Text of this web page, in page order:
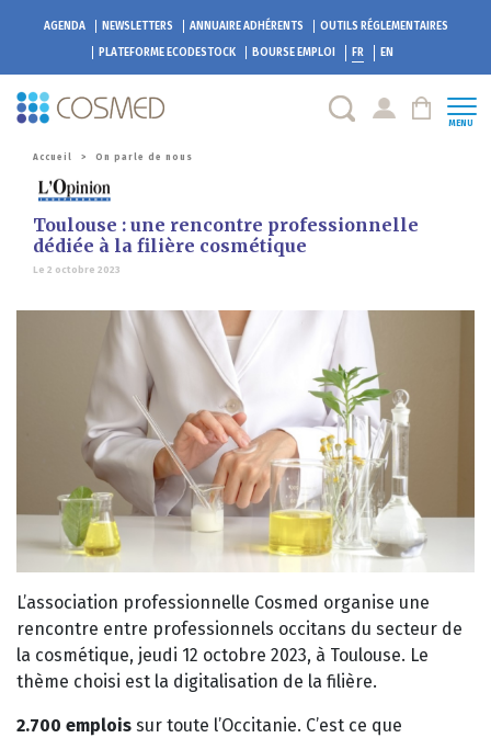
AGENDA NEWSLETTERS ANNUAIRE ADHÉRENTS
OUTILS RÉGLEMENTAIRES
PLATEFORME ECODESTOCK BOURSE EMPLOI FR EN
MENU
Accueil > On parle de nous
Toulouse : une rencontre professionnelle
dédiée à la filière cosmétique
Le 2 octobre 2023
L’association professionnelle Cosmed organise une
rencontre entre professionnels occitans du secteur de
la cosmétique, jeudi 12 octobre 2023, à Toulouse. Le
thème choisi est la digitalisation de la filière.
2.700 emplois sur toute l’Occitanie. C’est ce que